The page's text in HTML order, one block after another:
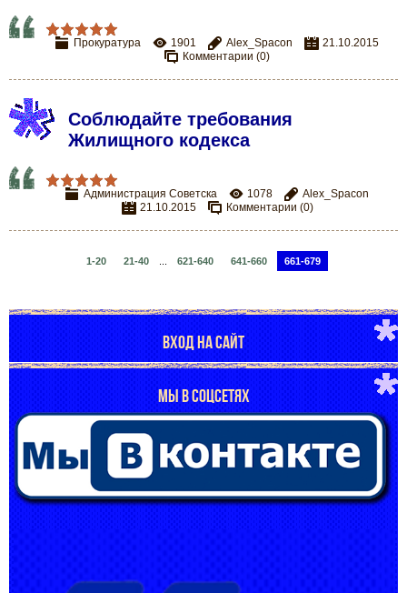
Прокуратура 1901 Alex_Spacon
21.10.2015
Комментарии (0)
Соблюдайте требования
Жилищного кодекса
Администрация Советска 1078
Alex_Spacon
21.10.2015
Комментарии (0)
1-20 21-40 621-640 641-660 661-679
ВХОД НА САЙТ
МЫ В СОЦСЕТЯХ